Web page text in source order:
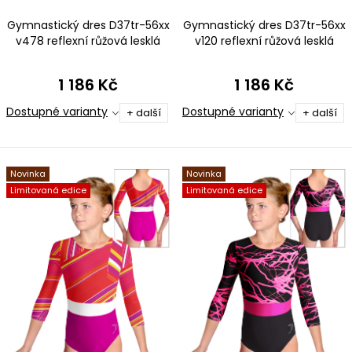
Gymnastický dres D37tr-56xx
v478 reflexní růžová lesklá
1 186 Kč
Dostupné varianty + další
Gymnastický dres D37tr-56xx
v120 reflexní růžová lesklá
1 186 Kč
Dostupné varianty + další
Novinka
Limitovaná edice
Novinka
Limitovaná edice